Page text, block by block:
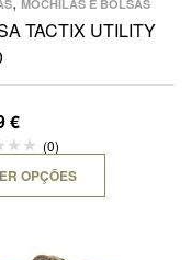
MOCHILAS E BOLSAS
TACTIX UTILITY
€
(0)
OPÇÕES